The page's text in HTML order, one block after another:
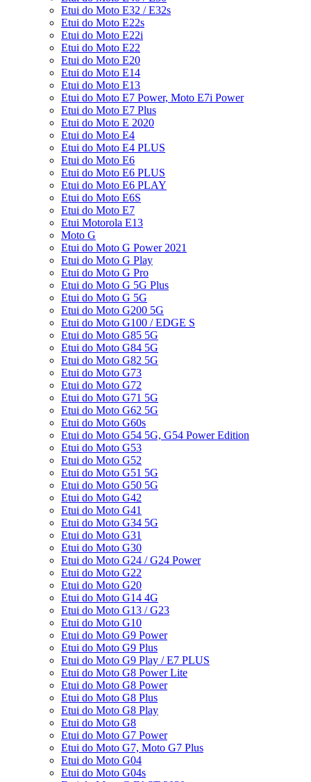
Etui do Moto E32 / E32s
Etui do Moto E22s
Etui do Moto E22i
Etui do Moto E22
Etui do Moto E20
Etui do Moto E14
Etui do Moto E13
Etui do Moto E7 Power, Moto E7i Power
Etui do Moto E7 Plus
Etui do Moto E 2020
Etui do Moto E4
Etui do Moto E4 PLUS
Etui do Moto E6
Etui do Moto E6 PLUS
Etui do Moto E6 PLAY
Etui do Moto E6S
Etui do Moto E7
Etui Motorola E13
Moto G
Etui do Moto G Power 2021
Etui do Moto G Play
Etui do Moto G Pro
Etui do Moto G 5G Plus
Etui do Moto G 5G
Etui do Moto G200 5G
Etui do Moto G100 / EDGE S
Etui do Moto G85 5G
Etui do Moto G84 5G
Etui do Moto G82 5G
Etui do Moto G73
Etui do Moto G72
Etui do Moto G71 5G
Etui do Moto G62 5G
Etui do Moto G60s
Etui do Moto G54 5G, G54 Power Edition
Etui do Moto G53
Etui do Moto G52
Etui do Moto G51 5G
Etui do Moto G50 5G
Etui do Moto G42
Etui do Moto G41
Etui do Moto G34 5G
Etui do Moto G31
Etui do Moto G30
Etui do Moto G24 / G24 Power
Etui do Moto G22
Etui do Moto G20
Etui do Moto G14 4G
Etui do Moto G13 / G23
Etui do Moto G10
Etui do Moto G9 Power
Etui do Moto G9 Plus
Etui do Moto G9 Play / E7 PLUS
Etui do Moto G8 Power Lite
Etui do Moto G8 Power
Etui do Moto G8 Plus
Etui do Moto G8 Play
Etui do Moto G8
Etui do Moto G7 Power
Etui do Moto G7, Moto G7 Plus
Etui do Moto G04
Etui do Moto G04s